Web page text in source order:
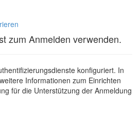
zum Anmelden verwenden.
konfiguriert. In
Informationen zum Einrichten
für die Unterstützung der Anmeldung